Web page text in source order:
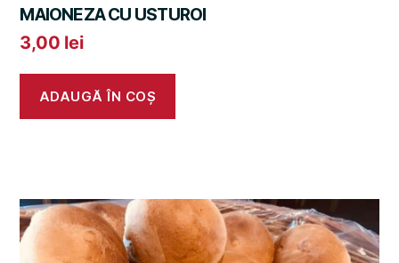
MAIONEZA CU USTUROI
3,00 lei
ADAUGĂ ÎN COȘ